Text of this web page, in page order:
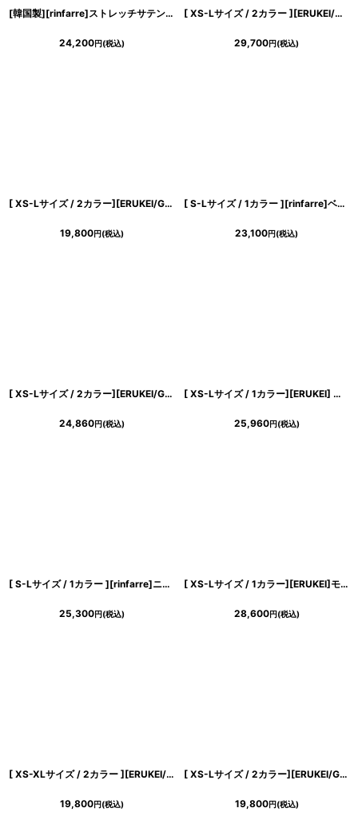
[韓国製][rinfarre]ストレッチサテン・ドレープ・ノースリーブ・Vネック・サイドスリット・マーメイドライン・ロングドレス・ワンピース[山崎みどり着用][送料無料]mybk
24,200円(税込)
[ XS-Lサイズ / 2カラー ][ERUKEI/GINZA COUTURE]シフォン・プリント・キャミソール・Vネック・ラインストーン・ティアード・Aライン・ロングドレス[送料無料]
29,700円(税込)
[ XS-Lサイズ / 2カラー][ERUKEI/GINZA COUTURE]ジャガード・花柄・半袖・ベルト付き・Aライン・フレア・ミディアムドレス・ワンピース[送料無料]
19,800円(税込)
[ S-Lサイズ / 1カラー ][rinfarre]ベージュ×ブルー・レース・ハイネック・タック・半袖・タイト・ミディアムドレス・ワンピース[黒木麗奈着用][送料無料]
23,100円(税込)
[ XS-Lサイズ / 2カラー][ERUKEI/GINZA COUTURE]シンプル・ラインストーン・パール・フリルスリーブ・Aライン・ミニドレス・ワンピース[送料無料]
24,860円(税込)
[ XS-Lサイズ / 1カラー][ERUKEI] ボートネック・ノースリーブ・ウエスト切替・フレア・Aライン・ミディアムドレス・ワンピース[薗田杏奈着用][送料無料]
25,960円(税込)
[ S-Lサイズ / 1カラー ][rinfarre]ニュアンスマーブル・ベルベット・グレー・タック・マーメイド・ノースリーブ・ロングドレス[薗田杏奈着用][送料無料]
25,300円(税込)
[ XS-Lサイズ / 1カラー][ERUKEI]モノトーン・花柄・胸元ファスナー・ベルト付・シフォン・ノースリーブ・Aライン・ミディアムドレス・ワンピース[薗田杏奈着用][送料無料]
28,600円(税込)
[ XS-XLサイズ / 2カラー ][ERUKEI/GINZA COUTURE]シンプル・無地・くるみボタン・ストレッチ・ジャケット風・ボレロ[送料無料]
19,800円(税込)
[ XS-Lサイズ / 2カラー][ERUKEI/GINZA COUTURE]ラインストーン・シンプル・フリルスリーブ・Aライン・ミニドレス・ワンピース[送料無料]
19,800円(税込)